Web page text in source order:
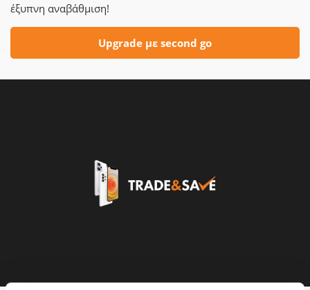
έξυπνη αναβάθμιση!
Upgrade με second go